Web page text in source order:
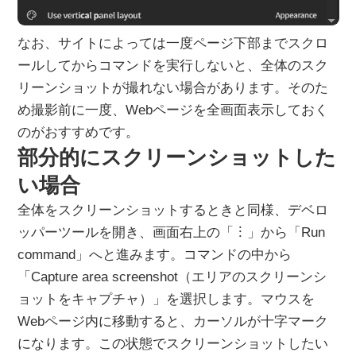
なお、サイトによっては一度ページ下部までスクロ
ールしてからコマンドを実行しないと、全体のスク
リーンショットが撮れない場合があります。そのた
め撮影前に一度、Webページを全画面表示しておく
のがおすすめです。
部分的にスクリーンショットした
い場合
全体をスクリーンショットするときと同様、デベロ
ッパーツールを開き、画面右上の「︙」から「Run
command」へと進みます。コマンドの中から
「Capture area screenshot（エリアのスクリーンシ
ョットをキャプチャ）」を選択します。マウスを
Webページ内に移動すると、カーソルが十字マーク
になります。この状態でスクリーンショットしたい